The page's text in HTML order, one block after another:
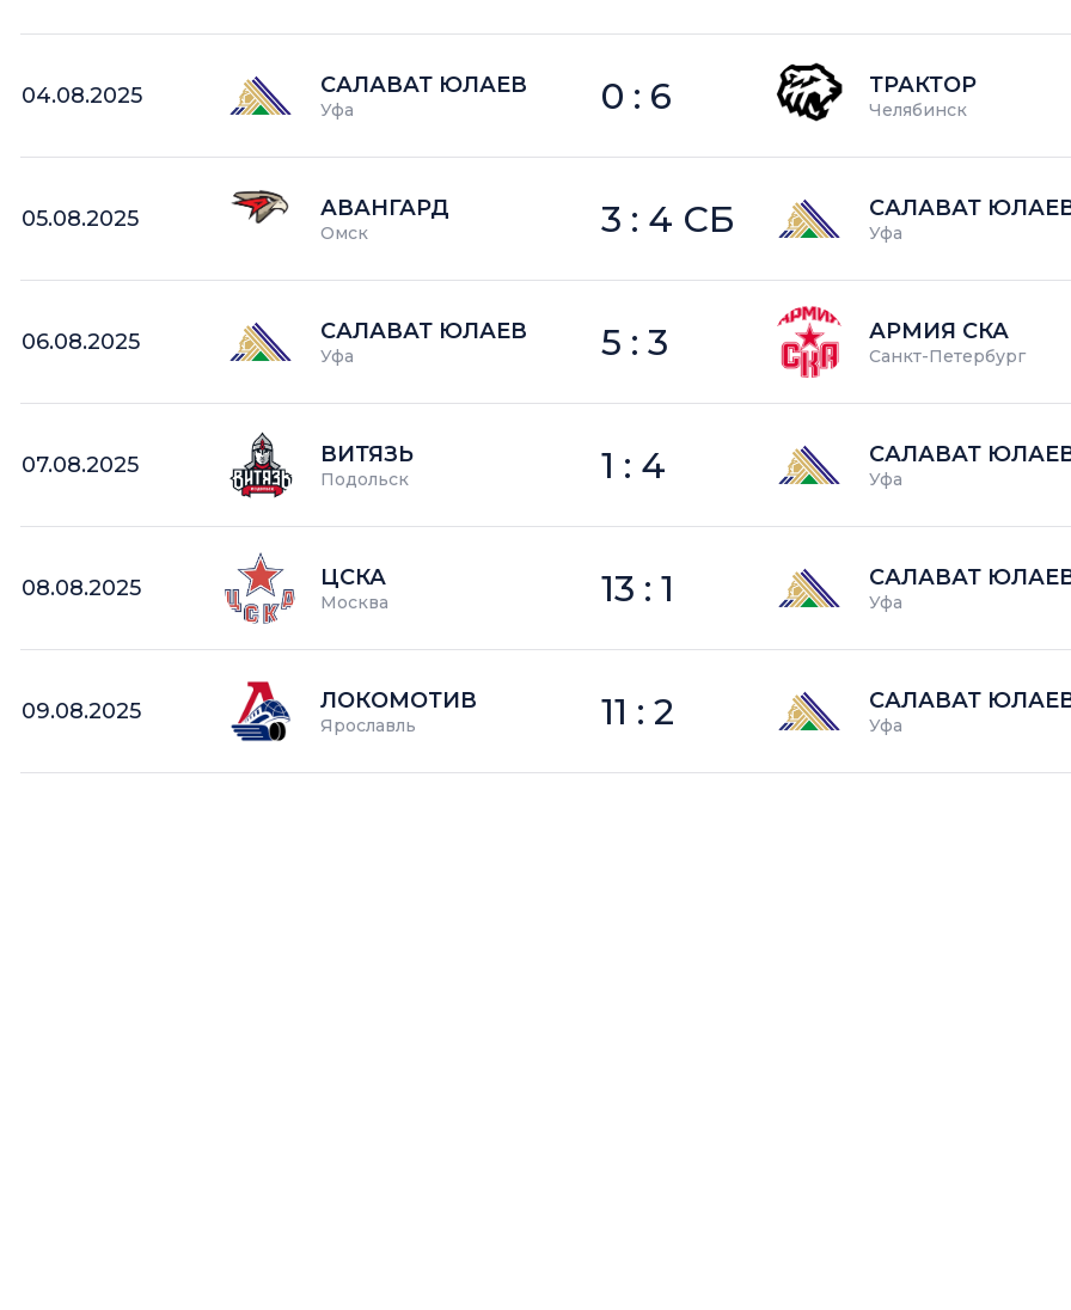
04.08.2025 САЛАВАТ ЮЛАЕВ
Уфа 0 : 6 ТРАКТОР
Челябинск
05.08.2025 АВАНГАРД
Омск 3 : 4 СБ САЛАВАТ
Уфа
06.08.2025 САЛАВАТ ЮЛАЕВ
Уфа 5 : 3 АРМИЯ СКА
Санкт-Петербург
07.08.2025 ВИТЯЗЬ
Подольск 1 : 4 САЛАВАТ
Уфа
08.08.2025 ЦСКА
Москва 13 : 1 САЛАВАТ
Уфа
09.08.2025 ЛОКОМОТИВ
Ярославль 11 : 2 САЛАВАТ
Уфа